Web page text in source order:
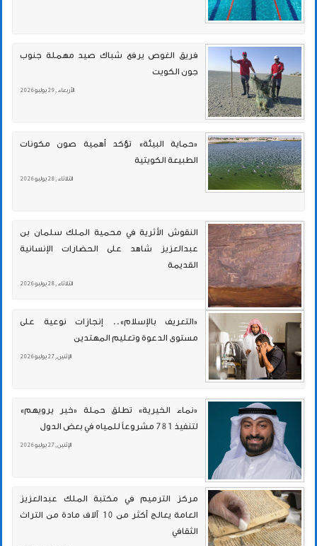
فريق الغوص يرفع شباك صيد مهملة جنوب
جون الكويت
الأربعاء , 29 يوليو 2026
«حماية البيئة» تؤكد أهمية صون مكونات
الطبيعة الكويتية
الثلاثاء , 28 يوليو 2026
النقوش الأثرية في محمية الملك سلمان بن
عبدالعزيز شاهد على الحضارات الإنسانية
القديمة
الثلاثاء , 28 يوليو 2026
«التعريف بالإسلام».. إنجازات نوعية على
مستوى الدعوة وتعليم المهتدين
الإثنين , 27 يوليو 2026
«نماء الخيرية» تطلق حملة «خير يرويهم»
لتنفيذ 781 مشروعاً للمياه في بعض الدول
الإثنين , 27 يوليو 2026
مركز الترميم في مكتبة الملك عبدالعزيز
العامة يعالج أكثر من 10 آلاف مادة من التراث
الثقافي